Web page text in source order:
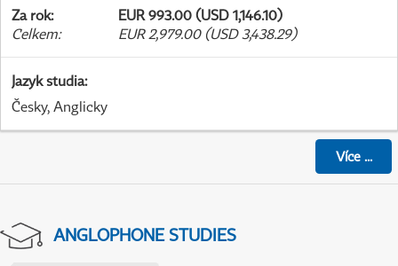
Za rok:
EUR 993.00 (USD 1,146.10)
Celkem: EUR 2,979.00 (USD 3,438.29)
Jazyk studia:
Česky, Anglicky
Více...
ANGLOPHONE STUDIES